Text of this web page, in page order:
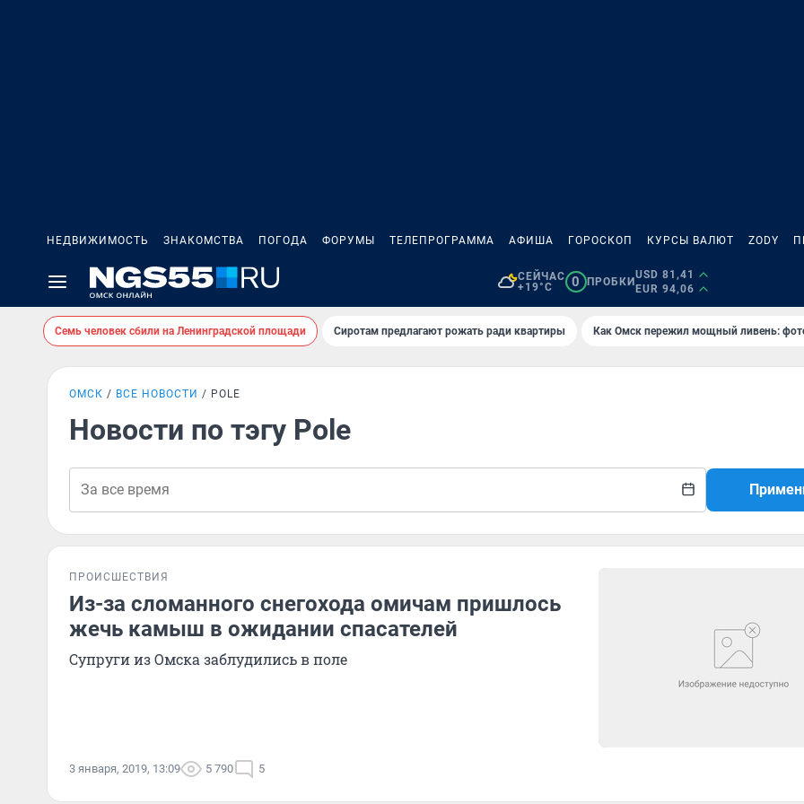
НЕДВИЖИМОСТЬ ЗНАКОМСТВА ПОГОДА ФОРУМЫ ТЕЛЕПРОГРАММА АФИША ГОРОСКОП КУРСЫ ВАЛЮТ ZODY
СЕЙЧАС
+19°C
0 ПРОБКИ
USD 81,41
EUR 94,06
Семь человек сбили на Ленинградской площади Сиротам предлагают рожать ради квартиры Как Омск пережил мощный ливень:
ОМСК ВСЕ НОВОСТИ POLE
Новости по тэгу Pole
ПРОИСШЕСТВИЯ
Из-за сломанного снегохода омичам пришлось
жечь камыш в ожидании спасателей
Супруги из Омска заблудились в поле
3 января, 2019, 13:09 5 790 5